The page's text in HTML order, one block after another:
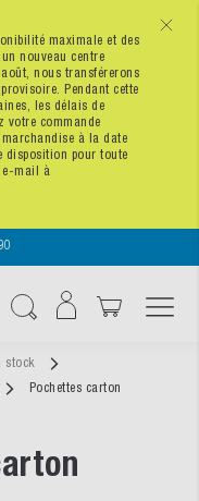
x
maximale et des
nouveau centre
nous transférerons
Pendant cette
les délais de
votre commande
à la date
disposition pour toute
e-mail à
stock
Pochettes carton